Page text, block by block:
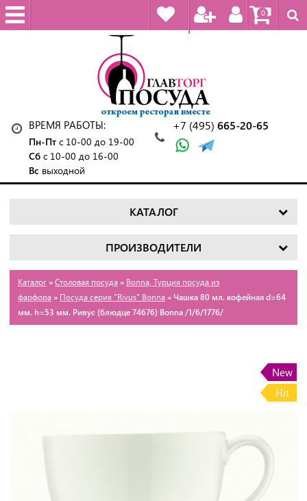
0
ВРЕМЯ РАБОТЫ:
Пн-Пт с 10-00 до 19-00
Сб с 10-00 до 16-00
Вс выходной
+7 (495) 665-20-65
КАТАЛОГ
ПРОИЗВОДИТЕЛИ
Каталог » Столовая посуда » Bonna, Турция посуда из
фарфора » Посуда серия "Rivus" Bonna » Чашка 80 мл. кофейная d=64
мм. h=53 мм. Ривус (блюдце 74676) Bonna /1/6/1776/
New
Hit